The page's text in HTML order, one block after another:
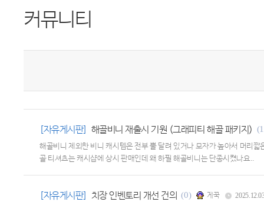
커뮤니티
[자유게시판] 해골비니 재출시 기원 (그래피티 해골 패키지)
해골비니 제외한 비니 캐시템은 전부 뿔 달려 있거나 모자가 높아서 머리
골 티셔츠는 캐시샵에 상시 판매인데 왜 하필 해골비니는 단종시켰나요..
[자유게시판] 치장 인벤토리 개선 건의 (0) 게꾹